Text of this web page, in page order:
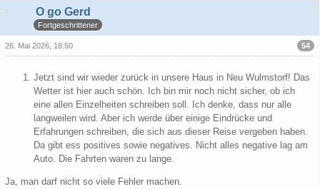
O go Gerd
Fortgeschrittener
54
26. Mai 2026, 18:50
Jetzt sind wir wieder zurück in unsere Haus in Neu Wulmstorf! Das
Wetter ist hier auch schön. Ich bin mir noch nicht sicher, ob ich
eine allen Einzelheiten schreiben soll. Ich denke, dass nur alle
langweilen wird. Aber ich werde über einige Eindrücke und
Erfahrungen schreiben, die sich aus dieser Reise vergeben haben.
Da gibt ess positives sowie negatives. Nicht alles negative lag am
Auto. Die Fahrten waren zu lange.
Ja, man darf nicht so viele Fehler machen.